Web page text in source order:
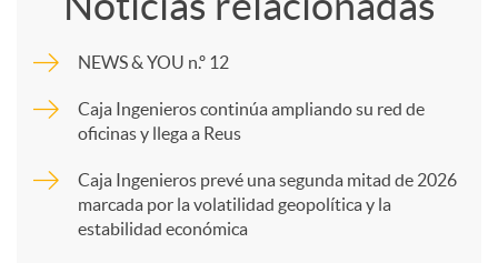
p
a
NEWS & YOU n.º 12
Caja Ingenieros continúa ampliando su red de
oficinas y llega a Reus
Caja Ingenieros prevé una segunda mitad de 2026
marcada por la volatilidad geopolítica y la
estabilidad económica